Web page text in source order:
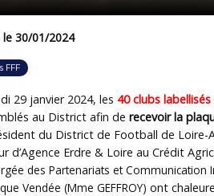
le 30/01/2024
FFF
29 janvier 2024, les 40 clubs labellisés
au District afin de recevoir la
du District de Football de
d’Agence Erdre & Loire au Crédit
des Partenariats et Communication
Vendée (Mme GEFFROY) ont